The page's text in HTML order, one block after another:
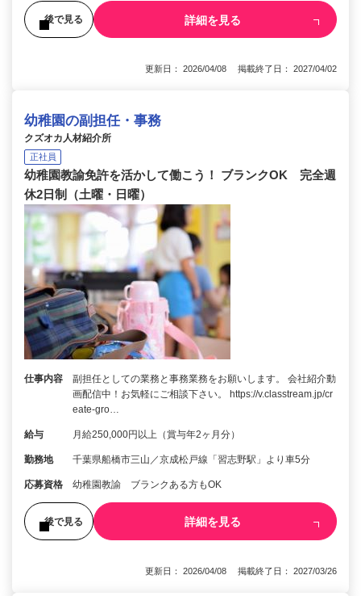
後で見る 詳細を見る
更新日： 2026/04/08 掲載終了日： 2027/04/02
幼稚園の副担任・事務
クズオカ人材紹介所
正社員
幼稚園教諭免許を活かして働こう！ ブランクOK 完全週
休2日制（土曜・日曜）
仕事内容
副担任としての業務と事務業務をお願いします。 会社紹介動
画配信中！お気軽にご相談下さい。 https://v.classtream.jp/cr
eate-gro…
給与 月給250,000円以上（賞与年2ヶ月分）
勤務地 千葉県船橋市三山／京成松戸線「習志野駅」より車5分
応募資格 幼稚園教諭 ブランクある方もOK
後で見る 詳細を見る
更新日： 2026/04/08 掲載終了日： 2027/03/26